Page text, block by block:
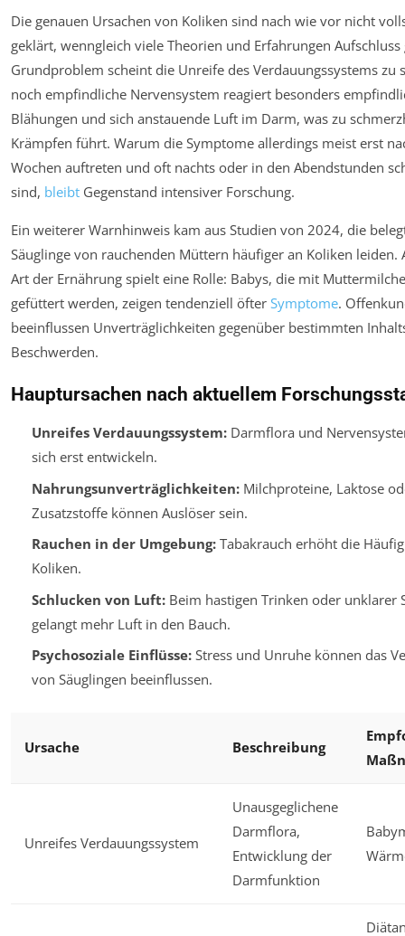
Die genauen Ursachen von Koliken sind nach wie vor nicht
geklärt, wenngleich viele Theorien und Erfahrungen Aufschluss
Grundproblem scheint die Unreife des Verdauungssystems zu
noch empfindliche Nervensystem reagiert besonders
Blähungen und sich anstauende Luft im Darm, was zu
Krämpfen führt. Warum die Symptome allerdings meist erst
Wochen auftreten und oft nachts oder in den Abendstunden
sind, bleibt Gegenstand intensiver Forschung.
Ein weiterer Warnhinweis kam aus Studien von 2024, die
Säuglinge von rauchenden Müttern häufiger an Koliken leiden.
Art der Ernährung spielt eine Rolle: Babys, die mit
gefüttert werden, zeigen tendenziell öfter Symptome.
beeinflussen Unverträglichkeiten gegenüber bestimmten
Beschwerden.
Hauptursachen nach aktuellem
Unreifes Verdauungssystem:Darmflora und
sich erst entwickeln.
Nahrungsunverträglichkeiten:Milchproteine, Laktose
Zusatzstoffe können Auslöser sein.
Rauchen in der Umgebung:Tabakrauch erhöht die
Koliken.
Schlucken von Luft:Beim hastigen Trinken oder unklarer
gelangt mehr Luft in den Bauch.
Psychosoziale Einflüsse:Stress und Unruhe können das
von Säuglingen beeinflussen.
Ursache Beschreibung
Unreifes Verdauungssystem
Unausgeglichene
Darmflora,
Entwicklung der
Darmfunktion